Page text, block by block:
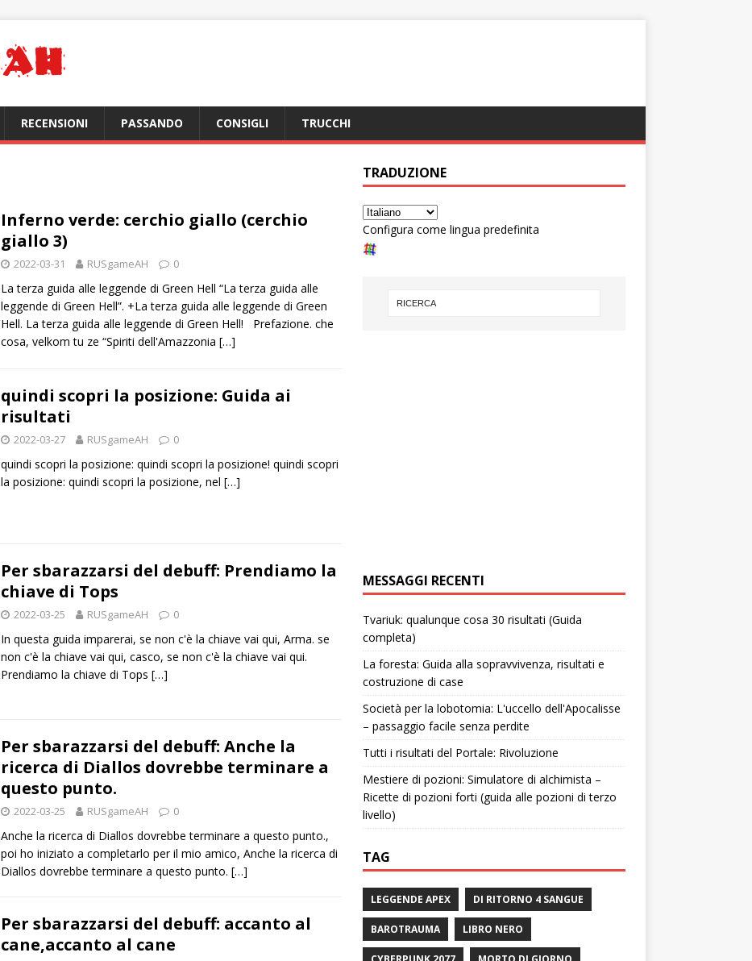
RECENSIONI PASSANDO CONSIGLI TRUCCHI
Inferno verde: cerchio giallo (cerchio
giallo 3)
2022-03-31 RUSgameAH 0
La terza guida alle leggende di Green Hell “La terza guida alle
leggende di Green Hell”. +La terza guida alle leggende di Green
Hell. La terza guida alle leggende di Green Hell! Prefazione. che
cosa, velkom tu ze “Spiriti dell'Amazzonia […]
quindi scopri la posizione: Guida ai
risultati
2022-03-27 RUSgameAH 0
quindi scopri la posizione: quindi scopri la posizione! quindi scopri
la posizione: quindi scopri la posizione, nel […]
Per sbarazzarsi del debuff: Prendiamo la
chiave di Tops
2022-03-25 RUSgameAH 0
In questa guida imparerai, se non c'è la chiave vai qui, Arma. se
non c'è la chiave vai qui, casco, se non c'è la chiave vai qui.
Prendiamo la chiave di Tops […]
Per sbarazzarsi del debuff: Anche la
ricerca di Diallos dovrebbe terminare a
questo punto.
2022-03-25 RUSgameAH 0
Anche la ricerca di Diallos dovrebbe terminare a questo punto.,
poi ho iniziato a completarlo per il mio amico, Anche la ricerca di
Diallos dovrebbe terminare a questo punto. […]
Per sbarazzarsi del debuff: accanto al
cane,accanto al cane
TRADUZIONE
Configura come lingua predefinita
MESSAGGI RECENTI
Tvariuk: qualunque cosa 30 risultati (Guida
completa)
La foresta: Guida alla sopravvivenza, risultati e
costruzione di case
Società per la lobotomia: L'uccello dell'Apocalisse
– passaggio facile senza perdite
Tutti i risultati del Portale: Rivoluzione
Mestiere di pozioni: Simulatore di alchimista –
Ricette di pozioni forti (guida alle pozioni di terzo
livello)
TAG
LEGGENDE APEX DI RITORNO 4 SANGUE
BAROTRAUMA LIBRO NERO